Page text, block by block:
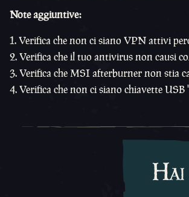
Note aggiuntive:
Verifica che non ci siano VPN attivi
Verifica che il tuo antivirus non causi
Verifica che MSI afterburner non stia
Verifica che non ci siano chiavette USB